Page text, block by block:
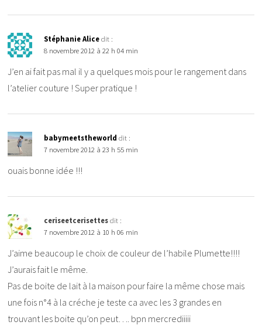
Stéphanie Alice dit :
8 novembre 2012 à 22 h 04 min
J’en ai fait pas mal il y a quelques mois pour le rangement dans
l’atelier couture ! Super pratique !
babymeetstheworld dit :
7 novembre 2012 à 23 h 55 min
ouais bonne idée !!!
ceriseetcerisettes dit :
7 novembre 2012 à 10 h 06 min
J’aime beaucoup le choix de couleur de l’habile Plumette!!!!
J’aurais fait le même.
Pas de boite de lait à la maison pour faire la même chose mais
une fois n°4 à la créche je teste ca avec les 3 grandes en
trouvant les boite qu’on peut…. bpn mercrediiiii